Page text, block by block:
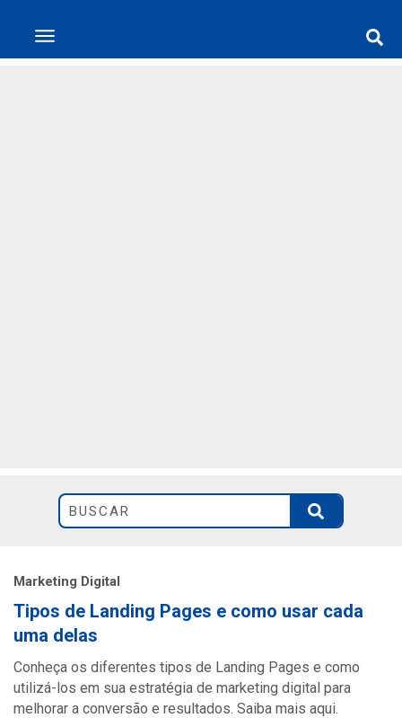
Marketing Digital
Tipos de Landing Pages e como usar cada
uma delas
Conheça os diferentes tipos de Landing Pages e como
utilizá-los em sua estratégia de marketing digital para
melhorar a conversão e resultados. Saiba mais aqui.